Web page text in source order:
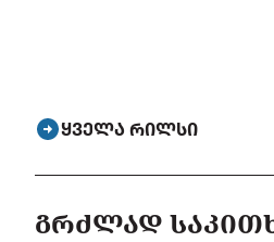
ᲧᲕᲔᲚᲐ ᲠᲘᲚᲡᲘ
ᲒᲠᲫᲚᲐᲓ